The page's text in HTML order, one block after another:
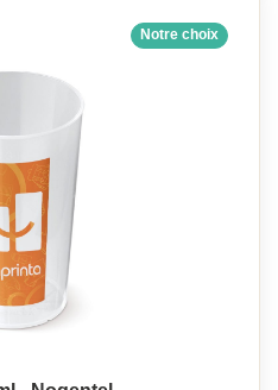
Notre choix